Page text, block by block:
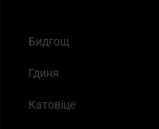
Бидгощ
Гдиня
Катовіце